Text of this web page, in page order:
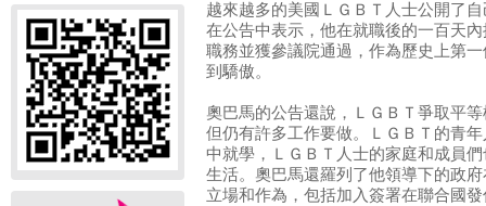
越來越多的美國ＬＧＢＴ人士公開了
在公告中表示，他在就職後的一百天
職務並獲參議院通過，作為歷史上第
到驕傲。
奧巴馬的公告還說，ＬＧＢＴ爭取平
但仍有許多工作要做。ＬＧＢＴ的青
中就學，ＬＧＢＴ人士的家庭和成員
生活。奧巴馬還羅列了他領導下的政
立場和作為，包括加入簽署在聯合國